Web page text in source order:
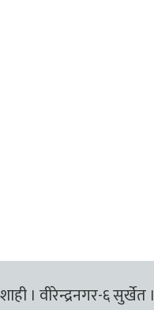
। वीरेन्द्रनगर-६ सुर्खेत ।